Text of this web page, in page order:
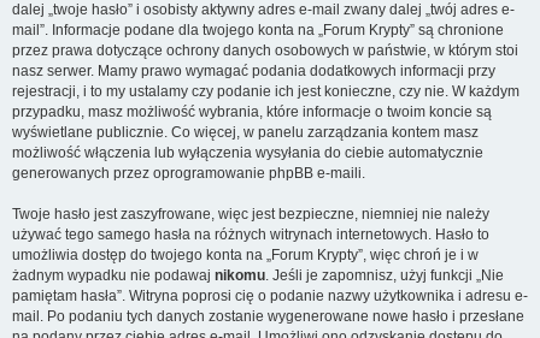
dalej „twoje hasło” i osobisty aktywny adres e-mail zwany dalej „twój adres e-
mail”. Informacje podane dla twojego konta na „Forum Krypty” są chronione
przez prawa dotyczące ochrony danych osobowych w państwie, w którym stoi
nasz serwer. Mamy prawo wymagać podania dodatkowych informacji przy
rejestracji, i to my ustalamy czy podanie ich jest konieczne, czy nie. W każdym
przypadku, masz możliwość wybrania, które informacje o twoim koncie są
wyświetlane publicznie. Co więcej, w panelu zarządzania kontem masz
możliwość włączenia lub wyłączenia wysyłania do ciebie automatycznie
generowanych przez oprogramowanie phpBB e-maili.
Twoje hasło jest zaszyfrowane, więc jest bezpieczne, niemniej nie należy
używać tego samego hasła na różnych witrynach internetowych. Hasło to
umożliwia dostęp do twojego konta na „Forum Krypty”, więc chroń je i w
żadnym wypadku nie podawaj nikomu. Jeśli je zapomnisz, użyj funkcji „Nie
pamiętam hasła”. Witryna poprosi cię o podanie nazwy użytkownika i adresu e-
mail. Po podaniu tych danych zostanie wygenerowane nowe hasło i przesłane